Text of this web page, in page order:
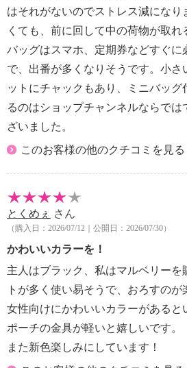
はそれがないのでストレス減になり
くても、前に回して中の荷物が取れ
バッグはスマホ、定期券などすぐに
で、出番が多くなりそうです。小さ
ットにチャックもあり、ミニバッグ
るのはショップチャンネルならで
ざいました。
このお客様の他のクチコミを見る
とくめぇ さん
（購入日：2026/07/12｜公開日：2026/07/30）
かわいいカラーを！
主人はブラック、私はマルベリーを
トが多く使い易そうで、おろすのが
女性向けにかわいいカラーがあると
ポーチの金具が軽いと嬉しいです。
また新色楽しみにしています！